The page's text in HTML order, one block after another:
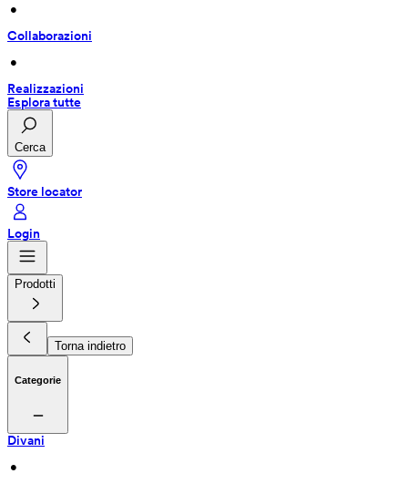
•
Collaborazioni
•
Realizzazioni
Esplora tutte
Cerca
Store locator
Login
Prodotti
Torna indietro
Categorie
Divani
•